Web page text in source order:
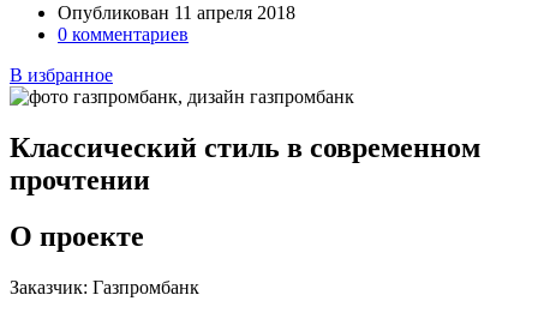
Опубликован 11 апреля 2018
0 комментариев
В избранное
Классический стиль в современном
прочтении
О проекте
Заказчик: Газпромбанк